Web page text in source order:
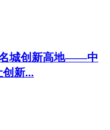
名城创新高地——中
新...